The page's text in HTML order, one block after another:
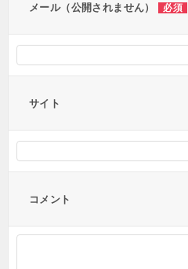
メール（公開されません） 必須
サイト
コメント